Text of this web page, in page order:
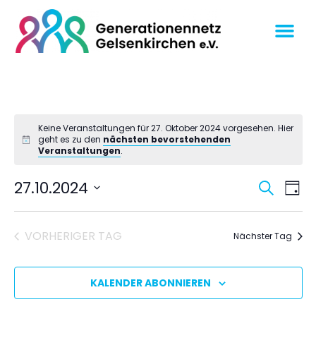
Keine Veranstaltungen für 27. Oktober 2024 vorgesehen. Hier
geht es zu den nächsten bevorstehenden
Veranstaltungen.
Suche
und
SUCHE
TAG
27.10.2024
wählen.
VORHERIGER TAG
Nächster Tag
KALENDER ABONNIEREN